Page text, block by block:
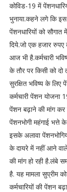
कोविड-19 में
भुनाया.कहने लगे कि इस
पेंशनधारियों को
दिये.जो एक हजार रुपए
आज भी है.कर्मचारी
के तौर पर किसी को दो
सुरक्षित भविष्‍य के लिए
कर्मचारी पेंशन
पेंशन बढ़ाने की मांग
पेंशनभोगी महंगाई
इसके अलावा
के दायरे में नहीं आने
की मांग हो रही
है. यह मामला सुप्रीम
कर्मचारियों की पेंशन